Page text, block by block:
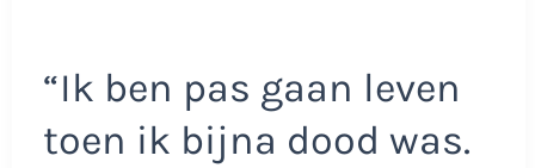
“Ik ben pas gaan leven
toen ik bijna dood was.